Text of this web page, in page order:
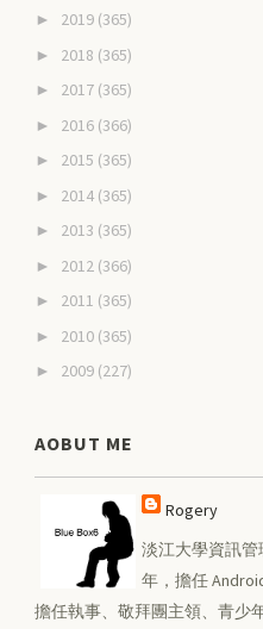
► 2019 (365)
► 2018 (365)
► 2017 (365)
► 2016 (366)
► 2015 (365)
► 2014 (365)
► 2013 (365)
► 2012 (366)
► 2011 (365)
► 2010 (365)
► 2009 (227)
AOBUT ME
Rogery
淡江大學資訊管
年，擔任
擔任執事、敬拜團主領、青少